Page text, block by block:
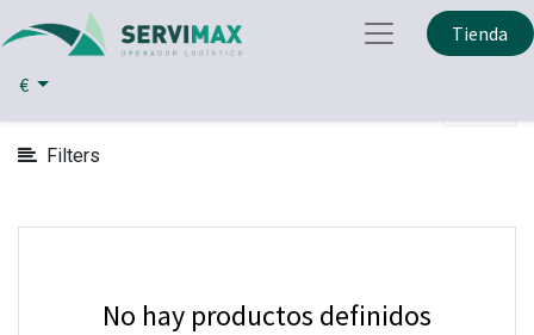
Tienda
€
Partes y Piezas Informatica Cables y Adaptadores
Filters
Mostrar
Categorías
No hay productos definidos